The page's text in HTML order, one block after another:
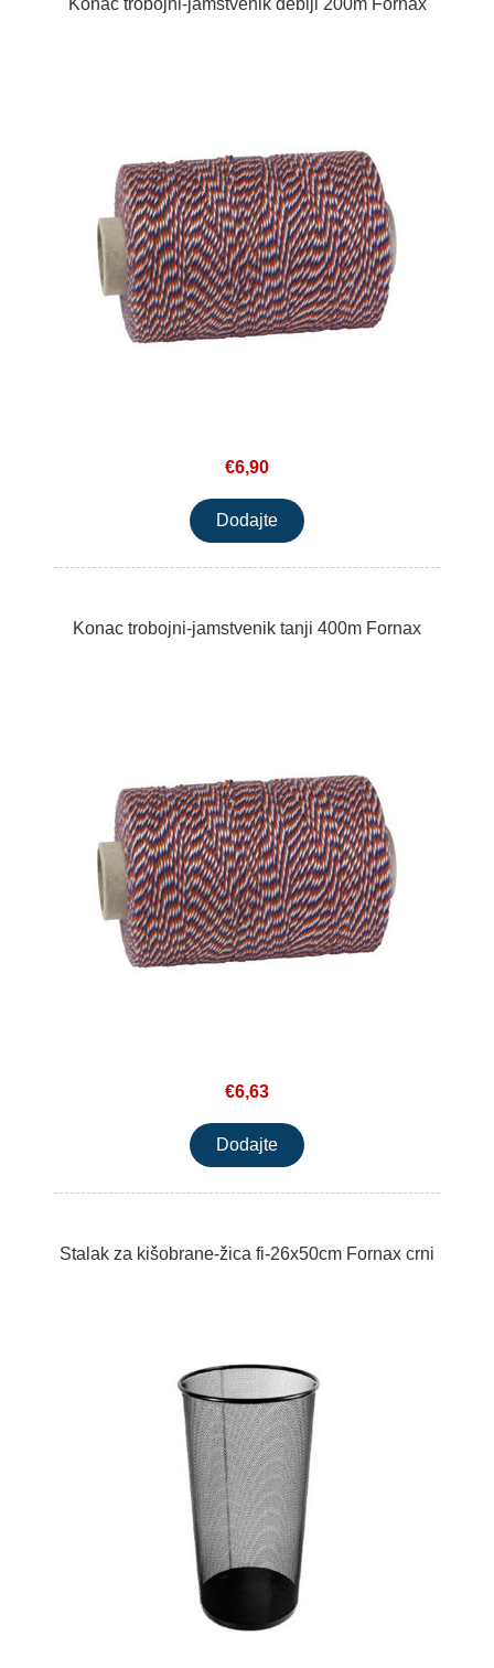
Konac trobojni-jamstvenik deblji 200m Fornax
€6,90
Konac trobojni-jamstvenik tanji 400m Fornax
€6,63
Stalak za kišobrane-žica fi-26x50cm Fornax crni